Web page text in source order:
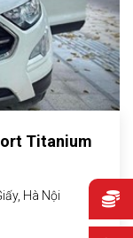
Titanium
Hà Nội